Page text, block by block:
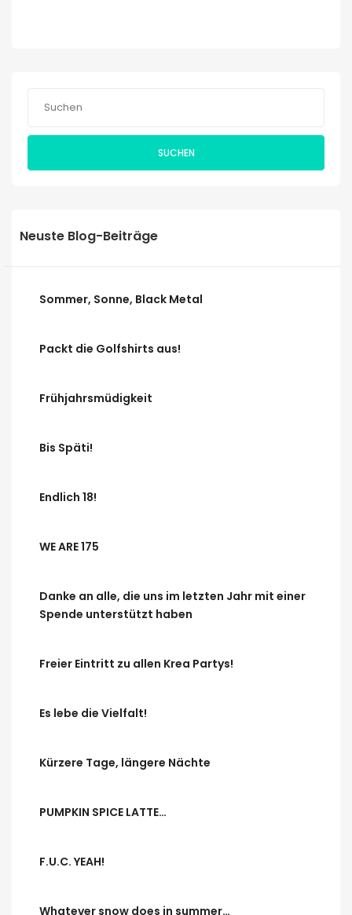
SUCHEN
Neuste Blog-Beiträge
Sommer, Sonne, Black Metal
Packt die Golfshirts aus!
Frühjahrsmüdigkeit
Bis Späti!
Endlich 18!
WE ARE 175
Danke an alle, die uns im letzten Jahr mit einer
Spende unterstützt haben
Freier Eintritt zu allen Krea Partys!
Es lebe die Vielfalt!
Kürzere Tage, längere Nächte
PUMPKIN SPICE LATTE…
F.U.C. YEAH!
Whatever snow does in summer…